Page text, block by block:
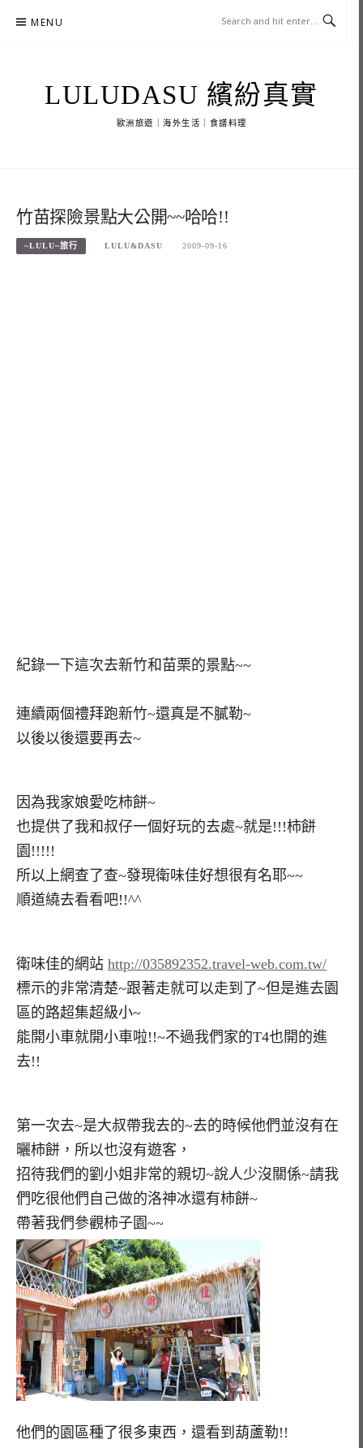
MENU
LULUDASU 繽紛真實
歐洲旅遊｜海外生活｜食譜料理
竹苗探險景點大公開~~哈哈!!
~LULU~旅行 LULU&DASU 2009-09-16
紀錄一下這次去新竹和苗栗的景點~~
連續兩個禮拜跑新竹~還真是不膩勒~
以後以後還要再去~
因為我家娘愛吃柿餅~
也提供了我和叔仔一個好玩的去處~就是!!!柿餅
園!!!!!
所以上網查了查~發現衛味佳好想很有名耶~~
順道繞去看看吧!!^^
衛味佳的網站 http://035892352.travel-web.com.tw/
標示的非常清楚~跟著走就可以走到了~但是進去園
區的路超集超級小~
能開小車就開小車啦!!~不過我們家的T4也開的進
去!!
第一次去~是大叔帶我去的~去的時候他們並沒有在
曬柿餅，所以也沒有遊客，
招待我們的劉小姐非常的親切~說人少沒關係~請我
們吃很他們自己做的洛神冰還有柿餅~
帶著我們參觀柿子園~~
他們的園區種了很多東西，還看到葫蘆勒!!